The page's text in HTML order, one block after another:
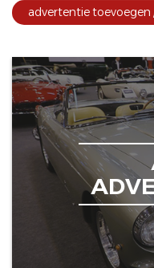
advertentie toevoegen